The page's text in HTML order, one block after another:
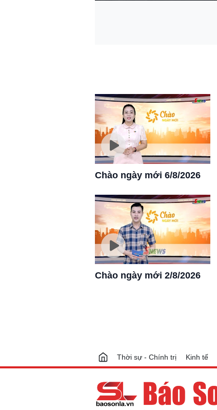
Chào ngày mới 6/8/2026
Chào ngày mới 2/8/2026
Thời sự - Chính trị Kinh tế